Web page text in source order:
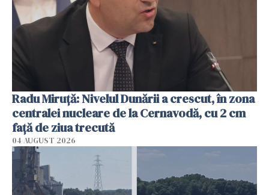
Radu Miruţă: Nivelul Dunării a crescut, în zona
centralei nucleare de la Cernavodă, cu 2 cm
faţă de ziua trecută
04 AUGUST 2026